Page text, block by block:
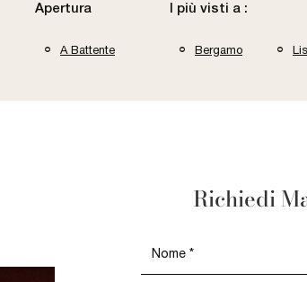
Apertura
A Battente
I più visti a :
Bergamo
Richiedi